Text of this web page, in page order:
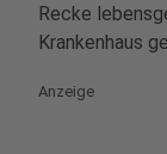
Recke
Krankenhaus
Anzeige